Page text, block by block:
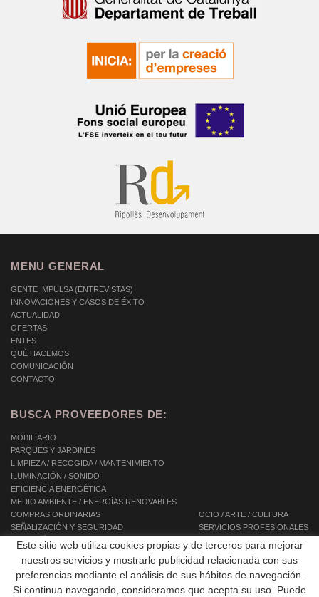
MENU GENERAL
GENTE IMPULSA (ENTREVISTAS)
INNOVACIONES Y CASOS DE ÉXITO
ACTUALIDAD
OFERTAS
ENTES
QUÉ HACEMOS
COMUNICACIÓN
CONTACTO
BUSCA PROVEEDORES DE:
MOBILIARIO
PARQUES Y JARDINES
LIMPIEZA / RECOGIDA / MANTENIMIENTO
ILUMINACIÓN / SONIDO
EFICIENCIA ENERGÉTICA
MEDIO AMBIENTE / ENERGÍAS RENOVABLES
COMPRAS ORDINARIAS
SEÑALIZACIÓN Y SEGURIDAD
INFORMÁTICA / TIC / TELECOMUNICACIONES
AUTOMOCIÓN / TRANSPORTE / MOVILIDAD
EQUIPAMIENTOS
OBRAS PÚBLICAS / CONSTRUCCIÓN
OCIO / ARTE / CULTURA
SERVICIOS PROFESIONALES
SERVICIOS INTEGRALES
SERVICIOS A LAS PERSONAS
Este sitio web utiliza cookies propias y de terceros para mejorar
nuestros servicios y mostrarle publicidad relacionada con sus
preferencias mediante el análisis de sus hábitos de navegación.
Si continua navegando, consideramos que acepta su uso. Puede